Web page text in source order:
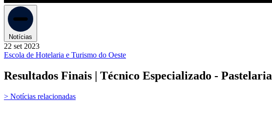
Notícias
22 set 2023
Escola de Hotelaria e Turismo do Oeste
Resultados Finais | Técnico Especializado - Pastelaria
> Notícias relacionadas